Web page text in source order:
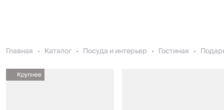
Главная Каталог Посуда и интерьер Гостиная
Крупнее